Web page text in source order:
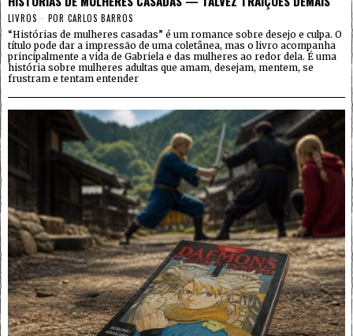
LIVROS POR CARLOS BARROS
“Histórias de mulheres casadas” é um romance sobre desejo e culpa. O
título pode dar a impressão de uma coletânea, mas o livro acompanha
principalmente a vida de Gabriela e das mulheres ao redor dela. É uma
história sobre mulheres adultas que amam, desejam, mentem, se
frustram e tentam entender